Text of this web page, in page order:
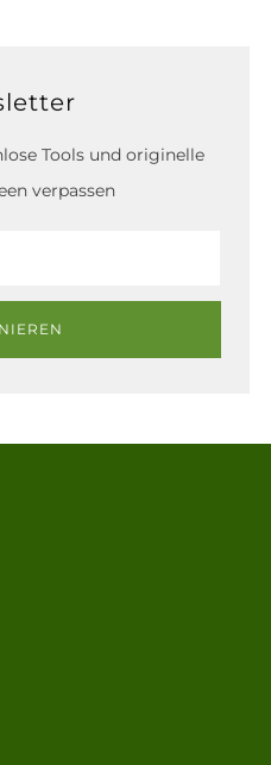
Tools und originelle
verpassen